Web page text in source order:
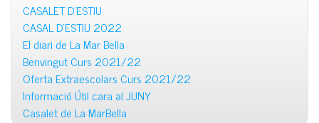
CASALET D’ESTIU
CASAL D’ESTIU 2022
El diari de La Mar Bella
Benvingut Curs 2021/22
Oferta Extraescolars Curs 2021/22
Informació Útil cara al JUNY
Casalet de La MarBella